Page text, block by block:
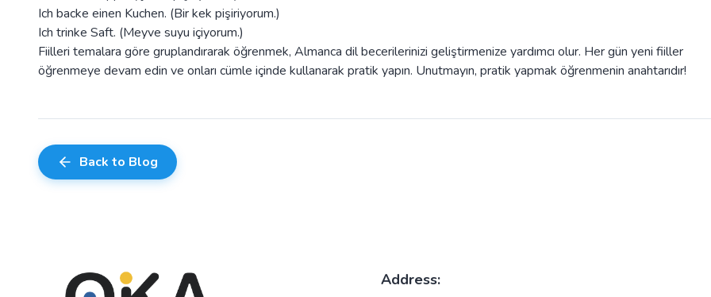
Ich backe einen Kuchen. (Bir kek pişiriyorum.)
Ich trinke Saft. (Meyve suyu içiyorum.)
Fiilleri temalara göre gruplandırarak öğrenmek, Almanca dil becerilerinizi geliştirmenize yardımcı olur. Her gün yeni fiiller
öğrenmeye devam edin ve onları cümle içinde kullanarak pratik yapın. Unutmayın, pratik yapmak öğrenmenin anahtarıdır!
Back to Blog
Address: